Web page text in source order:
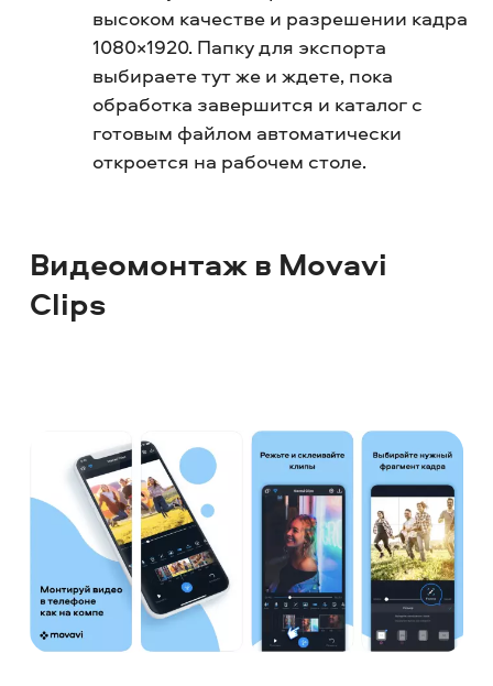
высоком качестве и разрешении кадра
1080×1920. Папку для экспорта
выбираете тут же и ждете, пока
обработка завершится и каталог с
готовым файлом автоматически
откроется на рабочем столе.
Видеомонтаж в Movavi
Clips